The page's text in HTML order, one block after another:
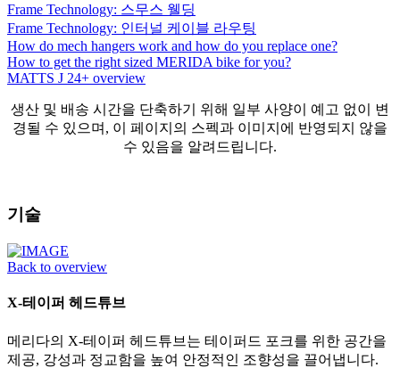
Frame Technology: 스무스 웰딩
Frame Technology: 인터널 케이블 라우팅
How do mech hangers work and how do you replace one?
How to get the right sized MERIDA bike for you?
MATTS J 24+ overview
생산 및 배송 시간을 단축하기 위해 일부 사양이 예고 없이 변
경될 수 있으며, 이 페이지의 스펙과 이미지에 반영되지 않을
수 있음을 알려드립니다.
기술
Back to overview
X-테이퍼 헤드튜브
메리다의 X-테이퍼 헤드튜브는 테이퍼드 포크를 위한 공간을
제공, 강성과 정교함을 높여 안정적인 조향성을 끌어냅니다.